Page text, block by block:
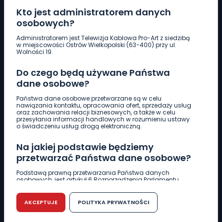
Kto jest administratorem danych
osobowych?
Administratorem jest Telewizja Kablowa Pro-Art z siedzibą
w miejscowości Ostrów Wielkopolski (63-400) przy ul.
Wolności 19.
Do czego będą używane Państwa
dane osobowe?
Państwa dane osobowe przetwarzane są w celu
nawiązania kontaktu, opracowania ofert, sprzedaży usług
oraz zachowania relacji biznesowych, a także w celu
przesyłania informacji handlowych w rozumieniu ustawy
o świadczeniu usług drogą elektroniczną.
Na jakiej podstawie będziemy
przetwarzać Państwa dane osobowe?
Podstawą prawną przetwarzania Państwa danych
osobowych, jest artykuł 6 Rozporządzenia Parlamentu
r. w sprawie ochrony osób fizycznych w związku z
przetwarzaniem danych osobowych w sprawie
swobodnego przepływu takich danych oraz uchylenia
dyrektywy 95/46/WE (RODO).
AKCEPTUJE POLITYKA PRYWATNOŚCI
Pobierz logotyp
661 997 997
REDAKCJA
62 735 22 22redakcja@wlkp24.info
DZIAŁ REKLAMY
62 735 01 85 reklama@wlkp24.info
WIADOMOŚCI
CIEKAWOSTKI